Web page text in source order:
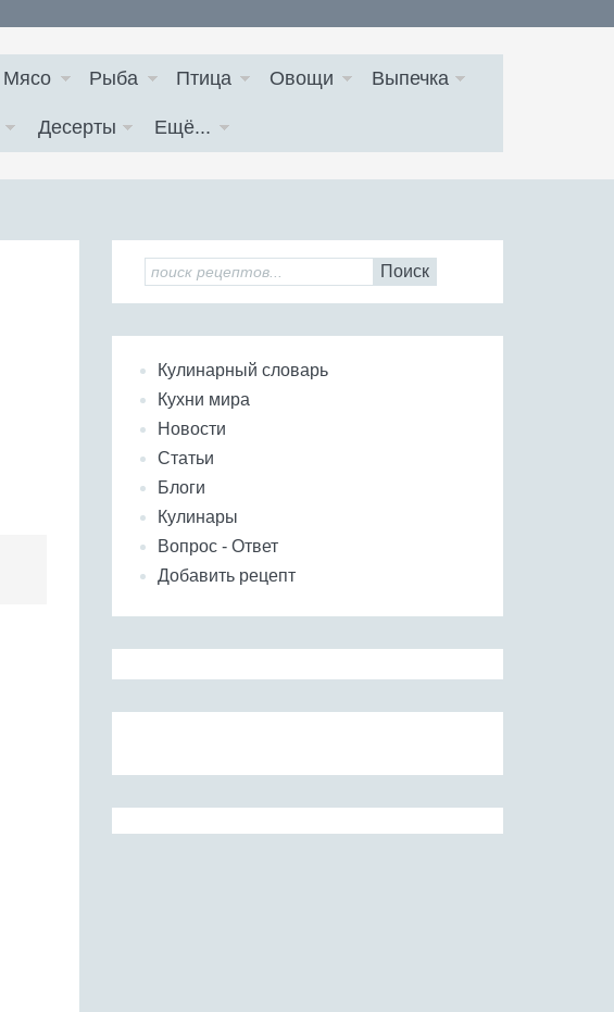
Мясо Рыба Птица Овощи Выпечка
Десерты Ещё...
Поиск
Кулинарный словарь
Кухни мира
Новости
Статьи
Блоги
Кулинары
Вопрос - Ответ
Добавить рецепт